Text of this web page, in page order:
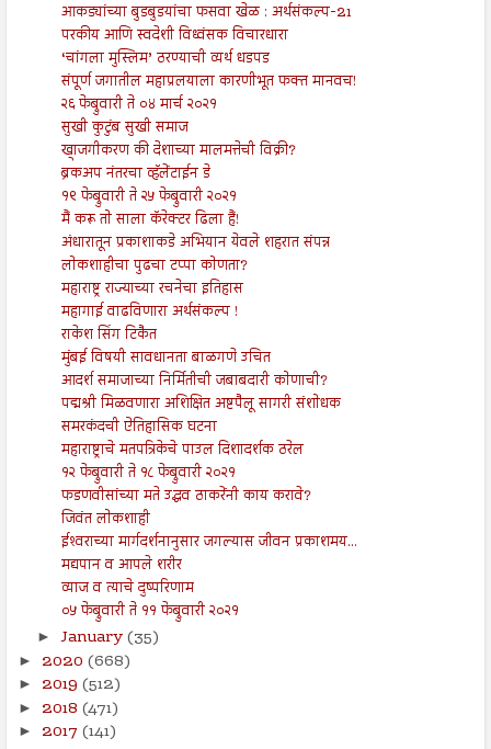
आकड्यांच्या बुडबुडयांचा फसवा खेळ : अर्थसंकल्प-21
परकीय आणि स्वदेशी विध्वंसक विचारधारा
‘चांगला मुस्लिम’ ठरण्याची व्यर्थ धडपड
संपूर्ण जगातील महाप्रलयाला कारणीभूत फक्त मानवच!
२६ फेब्रुवारी ते ०४ मार्च २०२१
सुखी कुटुंब सुखी समाज
खाजगीकरण की देशाच्या मालमत्तेची विक्री?
ब्रेकअप नंतरचा व्हॅलेंटाईन डे
१९ फेब्रुवारी ते २५ फेब्रुवारी २०२१
मैं करू तो साला कॅरेक्टर ढिला हैं!
अंधारातून प्रकाशाकडे अभियान येवले शहरात संपन्न
लोकशाहीचा पुढचा टप्पा कोणता?
महाराष्ट्र राज्याच्या रचनेचा इतिहास
महागाई वाढविणारा अर्थसंकल्प !
राकेश सिंग टिकैत
मुंबई विषयी सावधानता बाळगणे उचित
आदर्श समाजाच्या निर्मितीची जबाबदारी कोणाची?
पद्मश्री मिळवणारा अशिक्षित अष्टपैलू सागरी संशोधक
समरकंदची ऐतिहासिक घटना
महाराष्ट्राचे मतपत्रिकेचे पाउल दिशादर्शक ठरेल
१२ फेब्रुवारी ते १८ फेब्रुवारी २०२१
फडणवीसांच्या मते उद्धव ठाकरेंनी काय करावे?
जिवंत लोकशाही
ईश्‍वराच्या मार्गदर्शनानुसार जगल्यास जीवन प्रकाशमय...
मद्यपान व आपले शरीर
व्याज व त्याचे दुष्परिणाम
०५ फेब्रुवारी ते ११ फेब्रुवारी २०२१
► January(35)
► 2020 (668)
► 2019 (512)
► 2018 (471)
► 2017 (141)